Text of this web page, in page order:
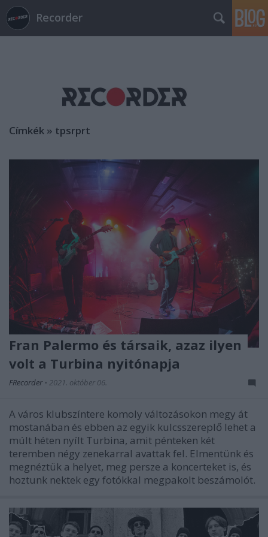
Recorder
Címkék » tpsrprt
Fran Palermo és társaik, azaz ilyen
volt a Turbina nyitónapja
FRecorder • 2021. október 06.
A város klubszíntere komoly változásokon megy át
mostanában és ebben az egyik kulcsszereplő lehet a
múlt héten nyílt Turbina, amit pénteken két
teremben négy zenekarral avattak fel. Elmentünk és
megnéztük a helyet, meg persze a koncerteket is, és
hoztunk nektek egy fotókkal megpakolt beszámolót.